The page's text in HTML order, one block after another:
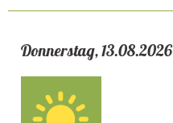
Donnerstag, 13.08.2026